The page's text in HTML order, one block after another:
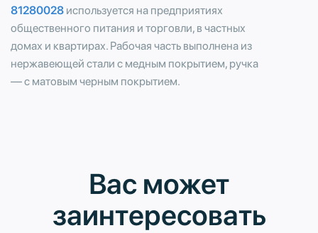
81280028 используется на предприятиях
общественного питания и торговли, в частных
домах и квартирах. Рабочая часть выполнена из
нержавеющей стали с медным покрытием, ручка
— с матовым черным покрытием.
Вас может
заинтересовать